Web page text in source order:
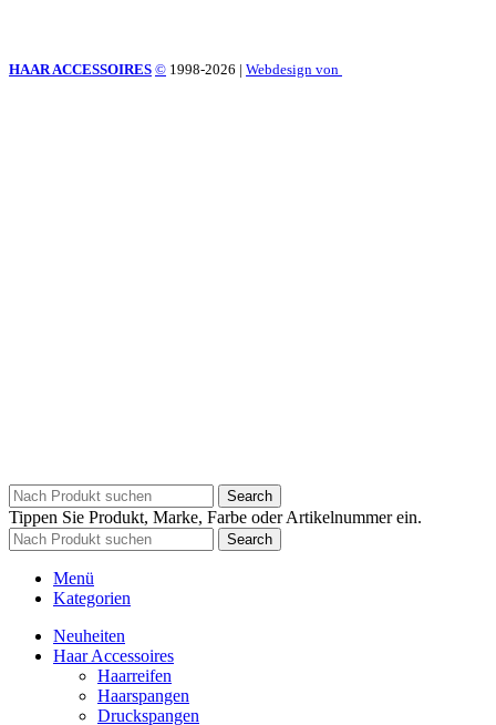
HAAR ACCESSOIRES © 1998-2026 | Webdesign von
Search
Tippen Sie Produkt, Marke, Farbe oder Artikelnummer ein.
Search
Menü
Kategorien
Neuheiten
Haar Accessoires
Haarreifen
Haarspangen
Druckspangen